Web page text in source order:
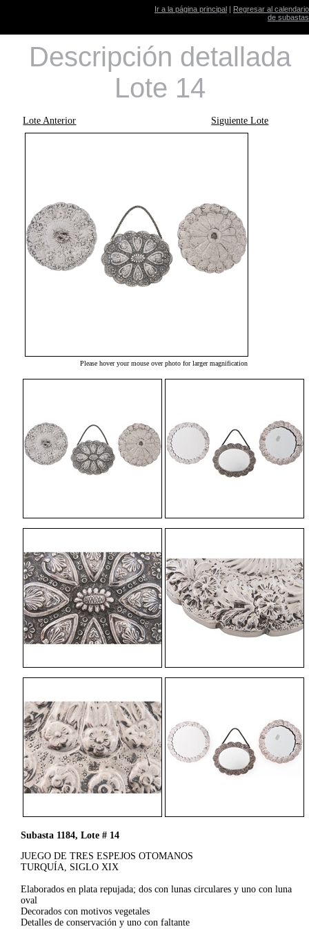
Ir a la página principal | Regresar al calendario
de subastas
Descripción detallada
Lote 14
Lote Anterior Siguiente Lote
Please hover your mouse over photo for larger magnification
Subasta 1184, Lote # 14
JUEGO DE TRES ESPEJOS OTOMANOS
TURQUÍA, SIGLO XIX
Elaborados en plata repujada; dos con lunas circulares y uno con luna
oval
Decorados con motivos vegetales
Detalles de conservación y uno con faltante